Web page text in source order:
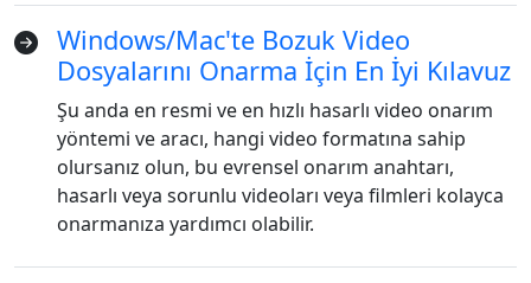
Windows/Mac'te Bozuk Video
Dosyalarını Onarma İçin En İyi Kılavuz
Şu anda en resmi ve en hızlı hasarlı video onarım
yöntemi ve aracı, hangi video formatına sahip
olursanız olun, bu evrensel onarım anahtarı,
hasarlı veya sorunlu videoları veya filmleri kolayca
onarmanıza yardımcı olabilir.